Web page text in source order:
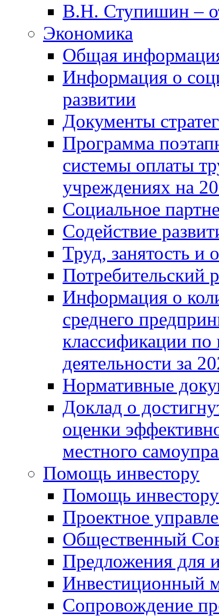
В.Н. Ступишин –
Экономика
Общая
Информация о
развитии
Документы
Программа
системы оплаты
учреждениях на
Социальное
Содействие
Труд, занятость и
Потребительский
Информация о
среднего
классификации
деятельности за
Нормативные
Доклад о
оценки
местного
Помощь инвестору
Помощь инвестору
Проектное
Общественный
Предложения для
Инвестиционный
Сопровождение